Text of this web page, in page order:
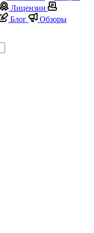
Лицензии
Блог
Обзоры